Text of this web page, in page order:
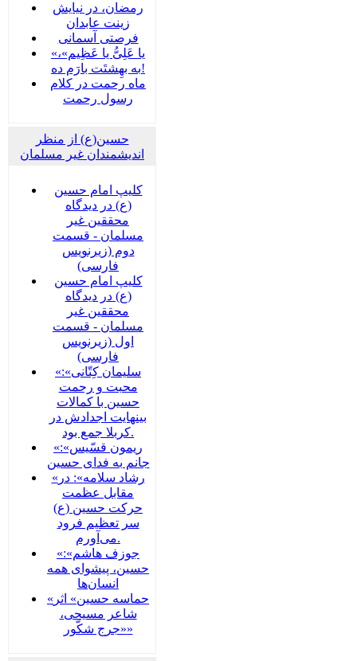
رمضان، در نیایش
زینت عابدان
فرصتی آسمانی
«یا عَلِیُّ یا عَظِیم»،
به بهِشتَت بارَم ده!
ماه رحمت در کلام
رسول رحمت
حسین(ع) از منظر
اندیشمندان غیر مسلمان
کلیپ امام حسین
(ع) در دیدگاه
محققین غیر
مسلمان - قسمت
دوم (زیرنویس
فارسی)
کلیپ امام حسین
(ع) در دیدگاه
محققین غیر
مسلمان - قسمت
اول (زیرنویس
فارسی)
«سلیمان کِتّانی»:
محبت و رحمت
حسین با کمالات
بینهایت اجدادش در
کربلا جمع بود.
«ریمون قسّیس»:
جانم به فدای حسین
«رشاد سلامه»: در
مقابل عظمت
حرکت حسین (ع)
سر تعظیم فرود
می‌آورم.
«جوزف هاشم»:
حسین، پیشوای همه
انسان‌ها
«حماسه حسین» اثر
شاعر مسیحی،
«جرج شکّور»